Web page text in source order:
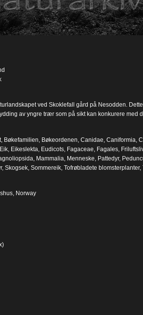
ved Skoklefall gård på Nesodden.
av yngre trær som på sikt kan konkurere med
, Bøkefamilien Bøkeordenen Canidae Caniformia
Eik, Eikeslekta Eudicots, Fagaceae Fagales,
Mammalia Menneske Pattedyr,
, Skogsek, Sommereik, Tofrøbladete blomsterplanter,
Norway